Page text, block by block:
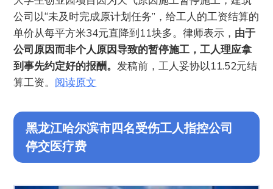
公司以“未及时完成原计划任务”，给工人的工资结算的
单价从每平方米34元直降到11块多。律师表示， 由于
公司原因而非个人原因导致的暂停施工，工人理应拿
到事先约定好的报酬。发稿前，工人妥协以11.52元结
算工资。 阅读原文
黑龙江哈尔滨市四名受伤工人指控公司
停交医疗费